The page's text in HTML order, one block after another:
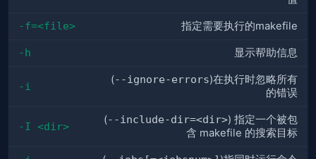
-f=<file> 指定需要执行的makefile
-h 显示帮助信息
-i
(--ignore-errors)在执行时忽略所有
的错误
-I <dir>
(--include-dir=<dir>) 指定一个被包
含 makefile 的搜索目标